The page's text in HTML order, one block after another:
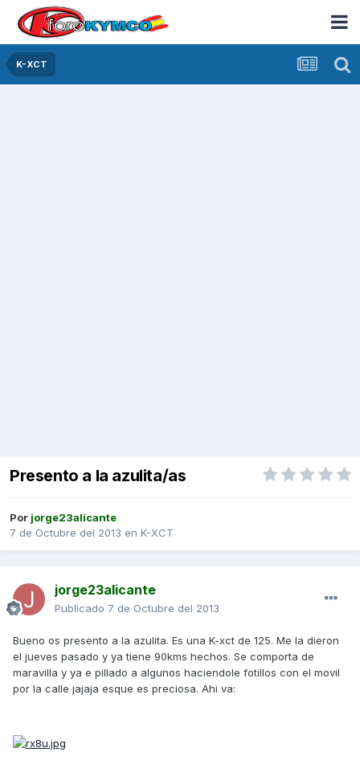
K-XCT
Presento a la azulita/as
Por jorge23alicante
7 de Octubre del 2013 en K-XCT
jorge23alicante
Publicado 7 de Octubre del 2013
Bueno os presento a la azulita. Es una K-xct de 125. Me la dieron
el jueves pasado y ya tiene 90kms hechos. Se comporta de
maravilla y ya e pillado a algunos haciendole fotillos con el movil
por la calle jajaja esque es preciosa. Ahi va: